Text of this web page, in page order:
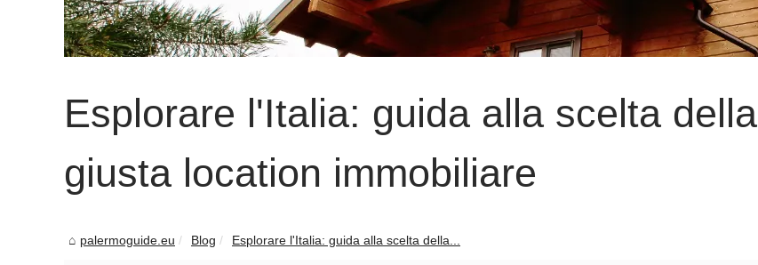
Esplorare l'Italia: guida alla scelta della
giusta location immobiliare
palermoguide.eu Blog Esplorare l'Italia: guida alla scelta della...